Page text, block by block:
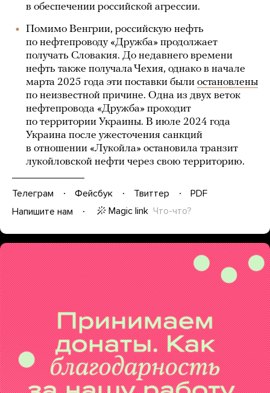
в обеспечении российской агрессии.
Помимо Венгрии, российскую нефть
по нефтепроводу «Дружба» продолжает
получать Словакия. До недавнего времени
нефть также получала Чехия, однако в начале
марта 2025 года эти поставки были остановлены
по неизвестной причине. Одна из двух веток
нефтепровода «Дружба» проходит
по территории Украины. В июле 2024 года
Украина после ужесточения санкций
в отношении «Лукойла» остановила транзит
лукойловской нефти через свою территорию.
Телеграм Фейсбук Твиттер
PDF
Напишите нам
Magic link Что-что?